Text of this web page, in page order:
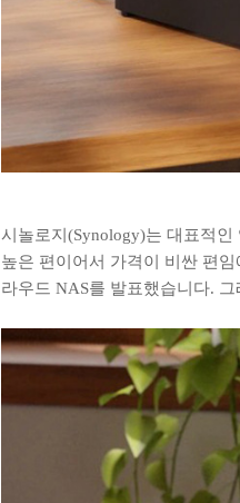
시놀로지(Synology)는 대표적
높은 편이어서 가격이 비싼 편
라우드 NAS를 발표했습니다.